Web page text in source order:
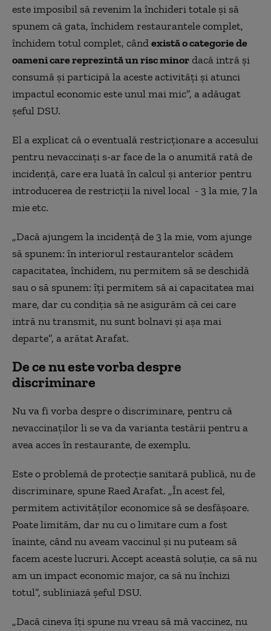
este imposibil să revenim la închideri totale și să
spunem că gata, închidem restaurantele complet,
închidem totul complet, cândexistă o categorie de
oameni care reprezintă un risc minordacă intră și
consumă și participă la aceste activități și atunci
impactul economic este unul mai mic”, a adăugat
șeful DSU.
El a explicat că o eventuală restricționare a accesului
pentru nevaccinați s-ar face de la o anumită rată de
incidență, care era luată în calcul și anterior pentru
introducerea de restricții la nivel local - 3 la mie, 7 la
mie etc.
„Dacă ajungem la incidență de 3 la mie, vom ajunge
să spunem: în interiorul restaurantelor scădem
capacitatea, închidem, nu permitem să se deschidă
sau o să spunem: îți permitem să ai capacitatea mai
mare, dar cu condiția să ne asigurăm că cei care
intră nu transmit, nu sunt bolnavi și așa mai
departe”, a arătat Arafat.
De ce nu este vorba despre
discriminare
Nu va fi vorba despre o discriminare, pentru că
nevaccinaților li se va da varianta testării pentru a
avea acces în restaurante, de exemplu.
Este o problemă de protecție sanitară publică, nu de
discriminare, spune Raed Arafat. „În acest fel,
permitem activităților economice să se desfășoare.
Poate limităm, dar nu cu o limitare cum a fost
înainte, când nu aveam vaccinul și nu puteam să
facem aceste lucruri. Accept această soluție, ca să nu
am un impact economic major, ca să nu închizi
totul”, subliniază șeful DSU.
„Dacă cineva îți spune nu vreau să mă vaccinez, nu